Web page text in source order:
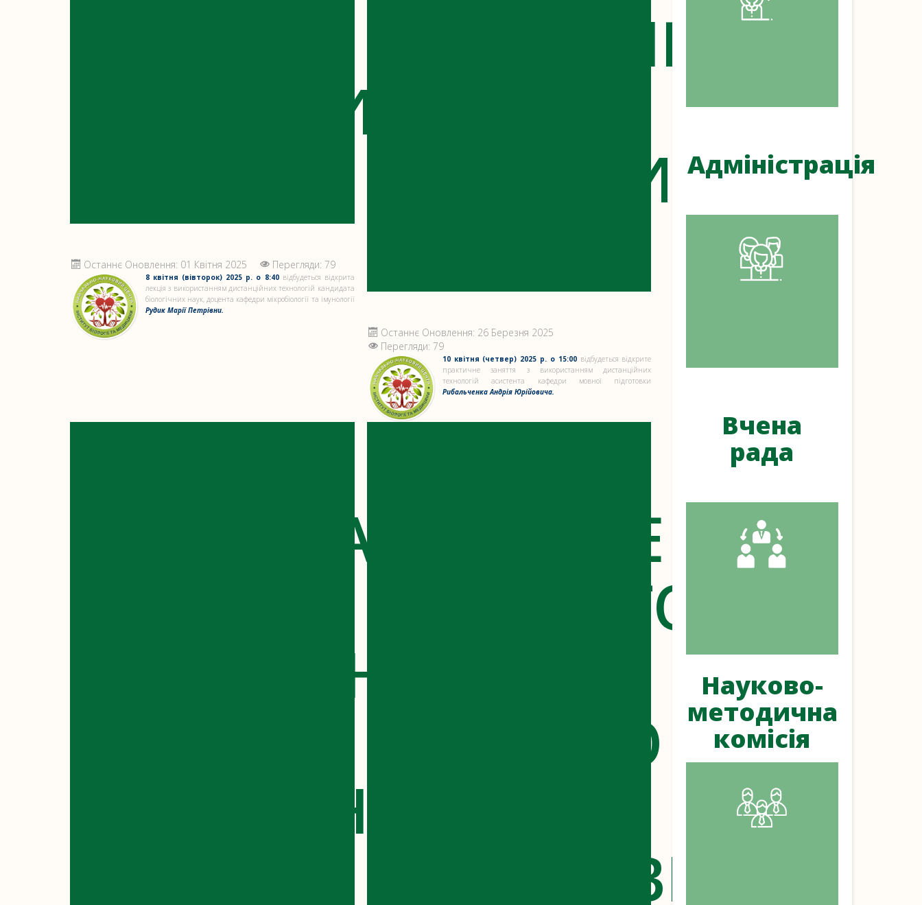
ПЕТРІВНИ
Останнє Оновлення: 01 Квітня 2025 Перегляди: 79
8 квітня (вівторок) 2025 р. о 8:40відбудеться відкрита
лекція з використанням дистанційних технологій кандидата
біологічних наук, доцента кафедри мікробіології та імунології
Рудик Марії Петрівни.
РИБАЛЬЧЕНКА
ЮРІЙОВИЧА
Останнє Оновлення: 26 Березня 2025
Перегляди: 79
10 квітня (четвер) 2025 р. о 15:00відбудеться відкрите
практичне заняття з використанням дистанційних
технологій асистента кафедри мовної підготовки
Рибальченка Андрія Юрійовича.
ВІДКРИТА
НУРИЩЕНКО
ЄВГЕНІВНИ
ВІДКРИТЕ
ЛАБОРАТОРНЕ
ДОВГОГО
СЕРГІЙОВИЧА
Адміністрація
Вчена
рада
Науково-
методична
комісія